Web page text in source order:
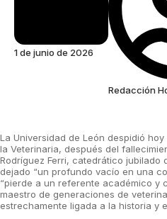
1 de junio de 2026
Redacción
La Universidad de León despidió
la Veterinaria, después del
Rodríguez Ferri, catedrático jubilado
dejado “un profundo vacío en una
“pierde a un referente académico y
maestro de generaciones de
estrechamente ligada a la historia y